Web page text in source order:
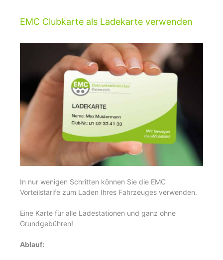
EMC Clubkarte als Ladekarte verwenden
In nur wenigen Schritten können Sie die EMC
Vorteilstarife zum Laden Ihres Fahrzeuges verwenden.
Eine Karte für alle Ladestationen und ganz ohne
Grundgebühren!
Ablauf: